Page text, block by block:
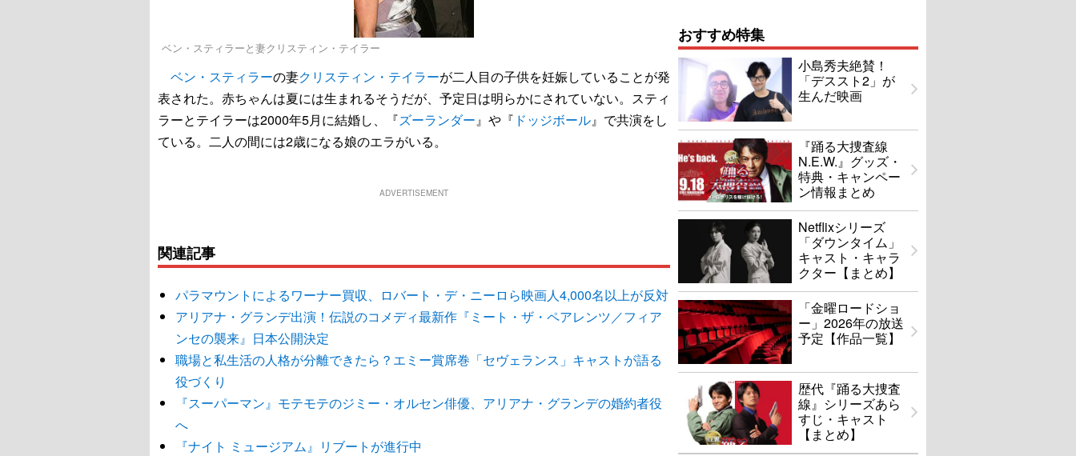
ベン・スティラーと妻クリスティン・テイラー
ベン・スティラーの妻クリスティン・テイラーが二人目の子供を妊娠していることが発
表された。赤ちゃんは夏には生まれるそうだが、予定日は明らかにされていない。スティ
ラーとテイラーは2000年5月に結婚し、『ズーランダー』や『 ドッジボール』で共演をし
ている。二人の間には2歳になる娘のエラがいる。
ADVERTISEMENT
関連記事
パラマウントによるワーナー買収、ロバート・デ・ニーロら映画人4,000名以上が反対
アリアナ・グランデ出演！伝説のコメディ最新作『ミート・ザ・ペアレンツ／フィア
ンセの襲来』日本公開決定
職場と私生活の人格が分離できたら？エミー賞席巻「セヴェランス」キャストが語る
役づくり
『スーパーマン』モテモテのジミー・オルセン俳優、アリアナ・グランデの婚約者役
へ
『ナイト ミュージアム』リブートが進行中
おすすめ特集
小島秀夫絶賛！
「デススト2」が
生んだ映画
『踊る大捜査線
N.E.W.』グッズ・
特典・キャンペー
ン情報まとめ
Netflixシリーズ
「ダウンタイム」
キャスト・キャラ
クター【まとめ】
「金曜ロードショ
ー」2026年の放送
予定【作品一覧】
歴代『踊る大捜査
線』シリーズあら
すじ・キャスト
【まとめ】